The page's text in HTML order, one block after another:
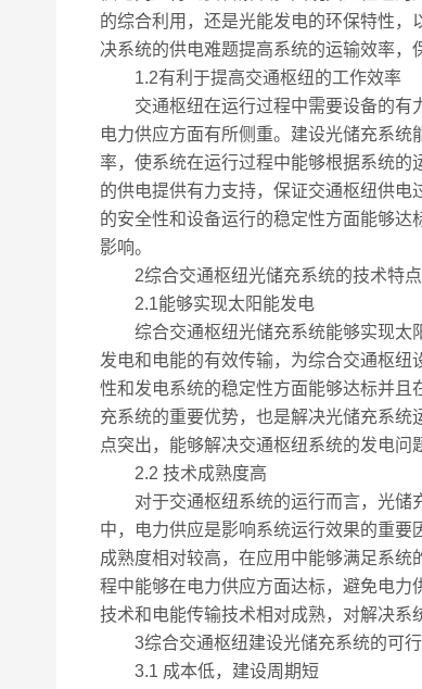
的综合利用，还是光能发电的环保特性
决系统的供电难题提高系统的运输效率，
1.2有利于提高交通枢纽的工作效率
交通枢纽在运行过程中需要设备的有力
电力供应方面有所侧重。建设光储充系
率，使系统在运行过程中能够根据系统
的供电提供有力支持，保证交通枢纽供
的安全性和设备运行的稳定性方面能够
影响。
2综合交通枢纽光储充系统的技术特点
2.1能够实现太阳能发电
综合交通枢纽光储充系统能够实现太阳
发电和电能的有效传输，为综合交通枢
性和发电系统的稳定性方面能够达标并
充系统的重要优势，也是解决光储充系
点突出，能够解决交通枢纽系统的发电问
2.2 技术成熟度高
对于交通枢纽系统的运行而言，光储充
中，电力供应是影响系统运行效果的重
成熟度相对较高，在应用中能够满足系
程中能够在电力供应方面达标，避免电
技术和电能传输技术相对成熟，对解决系
3综合交通枢纽建设光储充系统的可
3.1 成本低，建设周期短